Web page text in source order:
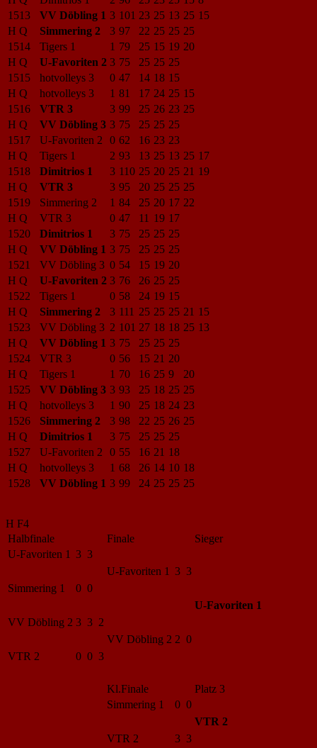
1513
VV Döbling 1 3 101 23 25 13 25 15
H Q
Simmering 2 3 97 22 25 25 25
1514
Tigers 1 1 79 25 15 19 20
H Q
U-Favoriten 2 3 75 25 25 25
1515
hotvolleys 3 0 47 14 18 15
H Q
hotvolleys 3 1 81 17 24 25 15
1516
VTR 3 3 99 25 26 23 25
H Q
VV Döbling 3 3 75 25 25 25
1517
U-Favoriten 2 0 62 16 23 23
H Q
Tigers 1 2 93 13 25 13 25 17
1518
Dimitrios 1 3 110 25 20 25 21 19
H Q
VTR 3 3 95 20 25 25 25
1519
Simmering 2 1 84 25 20 17 22
H Q
VTR 3 0 47 11 19 17
1520
Dimitrios 1 3 75 25 25 25
H Q
VV Döbling 1 3 75 25 25 25
1521
VV Döbling 3 0 54 15 19 20
H Q
U-Favoriten 2 3 76 26 25 25
1522
Tigers 1 0 58 24 19 15
H Q
Simmering 2 3 111 25 25 25 21 15
1523
VV Döbling 3 2 101 27 18 18 25 13
H Q
VV Döbling 1 3 75 25 25 25
1524
VTR 3 0 56 15 21 20
H Q
Tigers 1 1 70 16 25 9
20
1525
VV Döbling 3 3 93 25 18 25 25
H Q
hotvolleys 3 1 90 25 18 24 23
1526
Simmering 2 3 98 22 25 26 25
H Q
Dimitrios 1 3 75 25 25 25
1527
U-Favoriten 2 0 55 16 21 18
H Q
hotvolleys 3 1 68 26 14 10 18
1528
VV Döbling 1 3 99 24 25 25 25
H F4
Halbfinale
Finale
Sieger
U-Favoriten 1 3 3
U-Favoriten 1 3 3
Simmering 1
0 0
U-Favoriten 1
VV Döbling 2 3 3 2
VV Döbling 2 2 0
VTR 2
0 0 3
Kl.Finale
Platz 3
Simmering 1
0 0
VTR 2
VTR 2
3 3